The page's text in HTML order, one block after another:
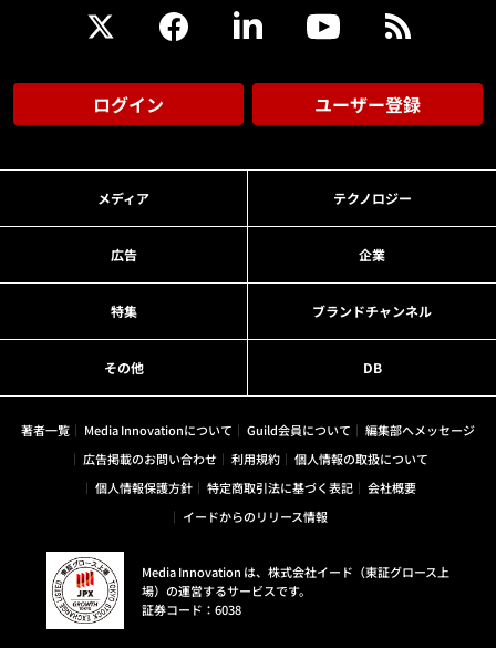
ログイン ユーザー登録
メディア テクノロジー
広告 企業
特集 ブランドチャンネル
その他 DB
著者一覧 Media Innovationについて Guild会員について
編集部へメッセージ
広告掲載のお問い合わせ
利用規約
個人情報の取扱について
個人情報保護方針
特定商取引法に基づく表記
会社概要
イードからのリリース情報
Media Innovation は、株式会社イード（東証グロース上
場）の運営するサービスです。
証券コード：6038